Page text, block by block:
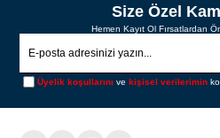
Size Özel
Hemen Kayıt Ol Fırsatlardan
Üyelik koşullarını vekişisel verilerimin